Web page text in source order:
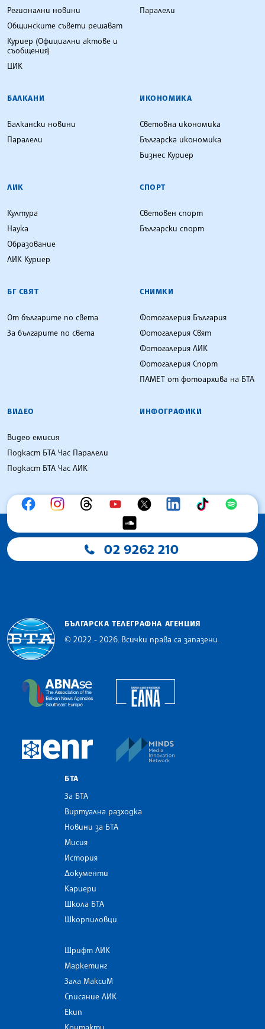
Регионални новини
Общинските съвети решават
Куриер (Официални актове и
съобщения)
ЦИК
Паралели
БАЛКАНИ
Балкански новини
Паралели
ИКОНОМИКА
Световна икономика
Българска икономика
Бизнес Куриер
ЛИК
Култура
Наука
Образование
ЛИК Куриер
СПОРТ
Световен спорт
Български спорт
БГ СВЯТ
От българите по света
За българите по света
СНИМКИ
Фотогалерия България
Фотогалерия Свят
Фотогалерия ЛИК
Фотогалерия Спорт
ПАМЕТ от фотоархива на БТА
ВИДЕО
Видео емисия
Подкаст БТА Час Паралели
Подкаст БТА Час ЛИК
ИНФОГРАФИКИ
02 9262 210
БЪЛГАРСКА ТЕЛЕГРАФНА АГЕНЦИЯ
© 2022 - 2026, Всички права са запазени.
The Assocoation of the Balkan News Agencies
European Newsroom
БТА
За БТА
Виртуална разходка
Новини за БТА
Мисия
История
Документи
Кариери
Школа БТА
Шкорпиловци
Шрифт ЛИК
Маркетинг
Зала МаксиМ
Списание ЛИК
Екип
Контакти